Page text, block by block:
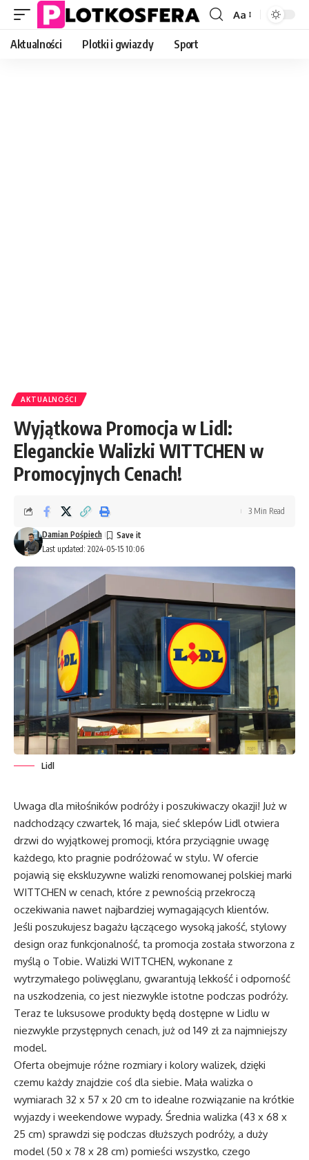
Font
Aa
Aktualności Plotki i gwiazdy Sport
AKTUALNOŚCI
Wyjątkowa Promocja w Lidl:
Eleganckie Walizki WITTCHEN w
Promocyjnych Cenach!
Last updated: 2024-05-15 10:06
Damian Pośpiech
3 Min Read
Lidl
Uwaga dla miłośników podróży i poszukiwaczy okazji! Już w
nadchodzący czwartek, 16 maja, sieć sklepów Lidl otwiera
drzwi do wyjątkowej promocji, która przyciągnie uwagę
każdego, kto pragnie podróżować w stylu. W ofercie
pojawią się ekskluzywne walizki renomowanej polskiej marki
WITTCHEN w cenach, które z pewnością przekroczą
oczekiwania nawet najbardziej wymagających klientów.
Jeśli poszukujesz bagażu łączącego wysoką jakość, stylowy
design oraz funkcjonalność, ta promocja została stworzona z
myślą o Tobie. Walizki WITTCHEN, wykonane z
wytrzymałego poliwęglanu, gwarantują lekkość i odporność
na uszkodzenia, co jest niezwykle istotne podczas podróży.
Teraz te luksusowe produkty będą dostępne w Lidlu w
niezwykle przystępnych cenach, już od 149 zł za najmniejszy
model.
Oferta obejmuje różne rozmiary i kolory walizek, dzięki
czemu każdy znajdzie coś dla siebie. Mała walizka o
wymiarach 32 x 57 x 20 cm to idealne rozwiązanie na krótkie
wyjazdy i weekendowe wypady. Średnia walizka (43 x 68 x
25 cm) sprawdzi się podczas dłuższych podróży, a duży
model (50 x 78 x 28 cm) pomieści wszystko, czego